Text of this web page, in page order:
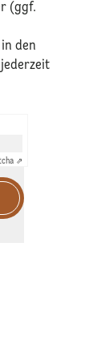
(ggf.
den
⇗